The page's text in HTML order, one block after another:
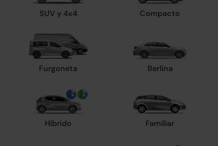
SUV y 4x4 Compacto
Furgoneta Berlina
Híbrido Familiar